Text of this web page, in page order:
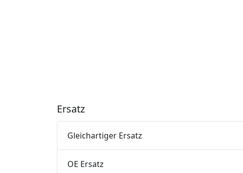
Ersatz
Gleichartiger Ersatz
OE Ersatz